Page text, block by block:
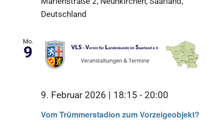
Deutschland
Mo.
9
Vom Trümmerstadion zum Vorzeigeobjekt?
9. Februar 2026 | 18:15 - 20:00